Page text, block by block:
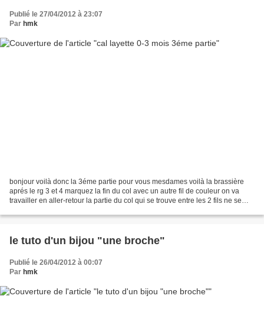
Publié le 27/04/2012 à 23:07
Par hmk
bonjour voilà donc la 3éme partie pour vous mesdames voilà la brassière
aprés le rg 3 et 4 marquez la fin du col avec un autre fil de couleur on va
travailler en aller-retour la partie du col qui se trouve entre les 2 fils ne se
le tuto d'un bijou "une broche"
Publié le 26/04/2012 à 00:07
Par hmk